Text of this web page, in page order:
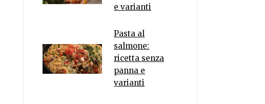
e varianti
Pasta al
salmone:
ricetta senza
panna e
varianti